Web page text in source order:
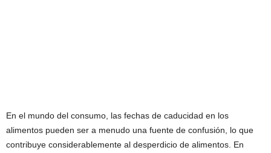
En el mundo del consumo, las fechas de caducidad en los
alimentos pueden ser a menudo una fuente de confusión, lo que
contribuye considerablemente al desperdicio de alimentos. En